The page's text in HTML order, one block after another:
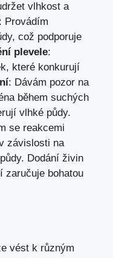
vlhkost a
: Provádím
což podporuje
plevele:
které konkurují
: Dávám pozor na
během suchých
vlhké půdy.
se reakcemi
závislosti na
Dodání živin
zaručuje bohatou
vést k různým